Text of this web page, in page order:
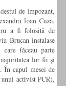
de impozant,
Ioan Cuza,
a fi folosită de
Brucan instalase
făceau parte
lor fii şi
În capul mesei de
activist PCR),